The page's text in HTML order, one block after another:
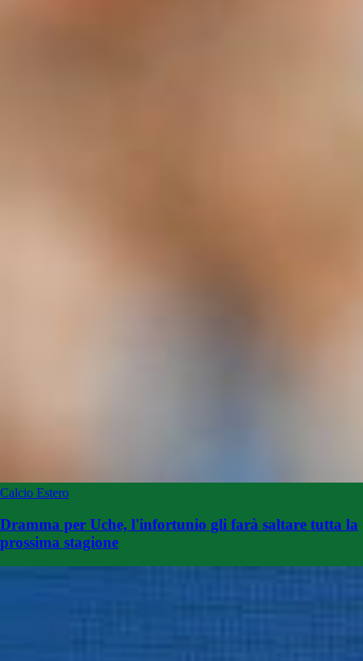
Calcio Estero
Dramma per Uche, l'infortunio gli farà saltare tutta la
prossima stagione